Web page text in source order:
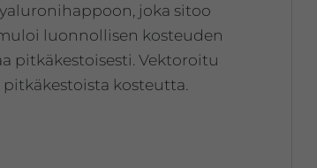
joka sitoo
luonnollisen kosteuden
pitkäkestoisesti. Vektoroitu
kosteutta.